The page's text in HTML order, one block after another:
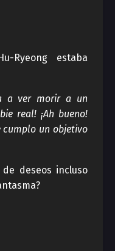
Ryeong estaba
a ver morir a un
real! ¡Ah bueno!
cumplo un objetivo
deseos incluso